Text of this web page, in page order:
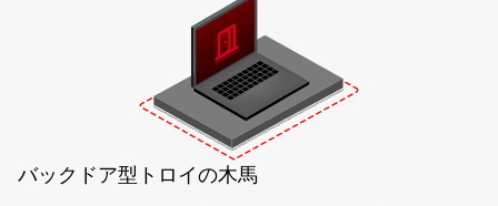
バックドア型トロイの木馬